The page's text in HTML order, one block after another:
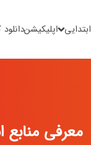
ابتدایی اپلیکیشن
معرفی منابع